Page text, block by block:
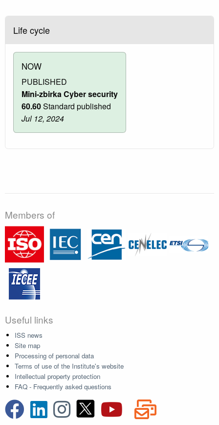
Life cycle
NOW
PUBLISHED
Mini-zbirka Cyber security
60.60Standard published
Jul 12, 2024
Members of
Useful links
ISS news
Site map
Processing of personal data
Terms of use of the Institute's website
Intellectual property protection
FAQ - Frequently asked questions